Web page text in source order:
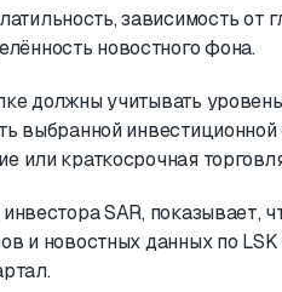
зависимость от
новостного фона.
должны учитывать
выбранной
или краткосрочная
SAR, показывает,
и новостных данных по